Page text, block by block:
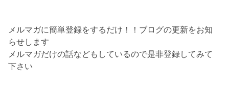
メルマガに簡単登録をするだけ！！ブログの更新をお知
らせします
メルマガだけの話などもしているので是非登録してみて
下さい